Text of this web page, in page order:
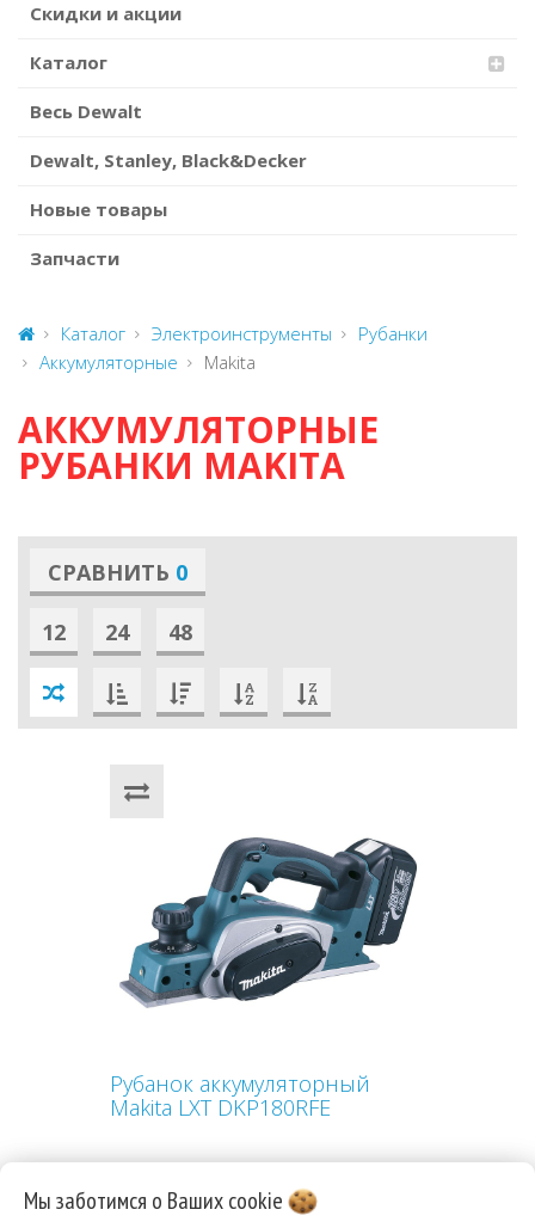
Скидки и акции
Каталог
Весь Dewalt
Dewalt, Stanley, Black&Decker
Новые товары
Запчасти
Каталог Электроинструменты
Рубанки
Аккумуляторные
Makita
АККУМУЛЯТОРНЫЕ
РУБАНКИ MAKITA
СРАВНИТЬ 0
12 24 48
Рубанок аккумуляторный
Makita LXT DKP180RFE
Мы заботимся о Вашихcookie